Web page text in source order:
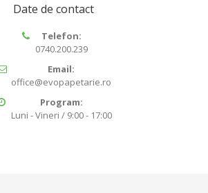
Date de contact
Telefon:
0740.200.239
Email:
office@evopapetarie.ro
Program:
Luni - Vineri / 9:00 - 17:00